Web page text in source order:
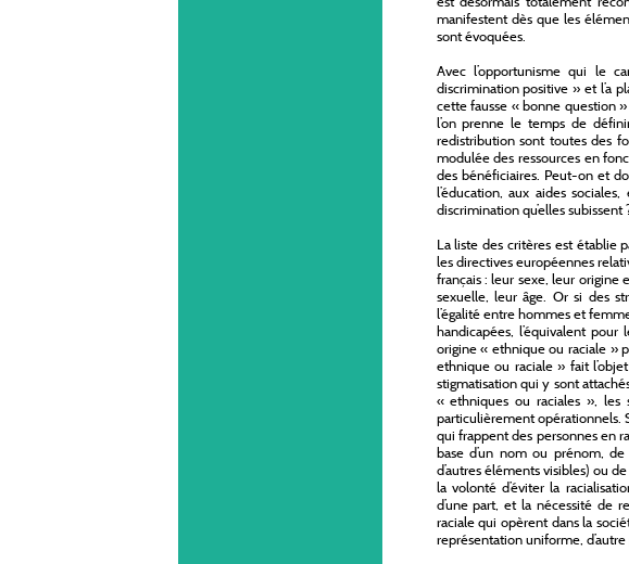
manifestent dès que les
sont évoquées.
Avec l’opportunisme qui le
discrimination positive » et l’a
cette fausse « bonne question
l’on prenne le temps de
redistribution sont toutes des
modulée des ressources en
des bénéficiaires. Peut-on et
l’éducation, aux aides
discrimination qu’elles subissent
La liste des critères est établie
les directives européennes
français : leur sexe, leur origine
sexuelle, leur âge. Or si des
l’égalité entre hommes et
handicapées, l’équivalent
origine « ethnique ou raciale »
ethnique ou raciale » fait
stigmatisation qui y sont
« ethniques ou raciales », les
particulièrement opérationnels.
qui frappent des personnes en
base d’un nom ou prénom, de
d’autres éléments visibles) ou
la volonté d’éviter la
d’une part, et la nécessité de
raciale qui opèrent dans la
représentation uniforme, d’autre